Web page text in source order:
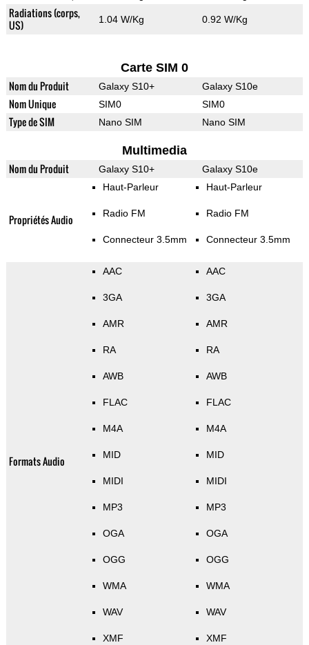
Radiations (corps,
US)
1.04 W/Kg 0.92 W/Kg
Carte SIM 0
Nom du Produit Galaxy S10+ Galaxy S10e
Nom Unique SIM0 SIM0
Type de SIM Nano SIM Nano SIM
Multimedia
Nom du Produit Galaxy S10+ Galaxy S10e
Propriétés Audio
Haut-Parleur
Radio FM
Connecteur 3.5mm
Haut-Parleur
Radio FM
Connecteur 3.5mm
Formats Audio
AAC
3GA
AMR
RA
AWB
FLAC
M4A
MID
MIDI
MP3
OGA
OGG
WMA
WAV
XMF
AAC
3GA
AMR
RA
AWB
FLAC
M4A
MID
MIDI
MP3
OGA
OGG
WMA
WAV
XMF